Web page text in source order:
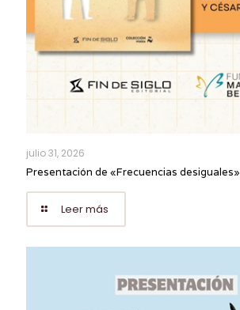
julio 31, 2026
Presentación de «Frecuencias desiguales»
Leer más